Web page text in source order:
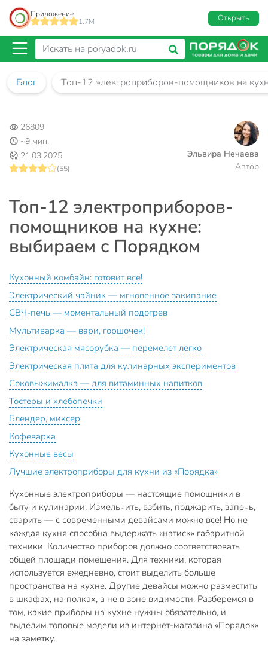
Приложение
1.7M
Открыть
Блог Топ-12 электроприборов-помощников на
26809
~9 мин.
21.03.2025
(55) Автор
Эльвира Нечаева
Топ-12 электроприборов-
помощников на кухне:
выбираем с Порядком
Кухонный комбайн: готовит все!
Электрический чайник — мгновенное закипание
СВЧ-печь — моментальный подогрев
Мультиварка — вари, горшочек!
Электрическая мясорубка — перемелет легко
Электрическая плита для кулинарных экспериментов
Соковыжималка — для витаминных напитков
Тостеры и хлебопечки
Блендер, миксер
Кофеварка
Кухонные весы
Лучшие электроприборы для кухни из «Порядка»
Кухонные электроприборы — настоящие помощники в
быту и кулинарии. Измельчить, взбить, поджарить, запечь,
сварить — с современными девайсами можно все! Но не
каждая кухня способна выдержать «натиск» габаритной
техники. Количество приборов должно соответствовать
общей площади помещения. Для техники, которая
используется ежедневно, стоит выделить больше
пространства на кухне. Другие девайсы можно разместить
в шкафах, на полках, а не в зоне видимости. Разберемся в
том, какие приборы на кухне нужны обязательно, и
выделим топовые модели из интернет-магазина «Порядок»
на заметку.